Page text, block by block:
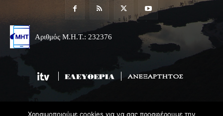
Αριθμός Μ.Η.Τ.: 232376
Χρησιμοποιούμε cookies για να σας προσφέρουμε την